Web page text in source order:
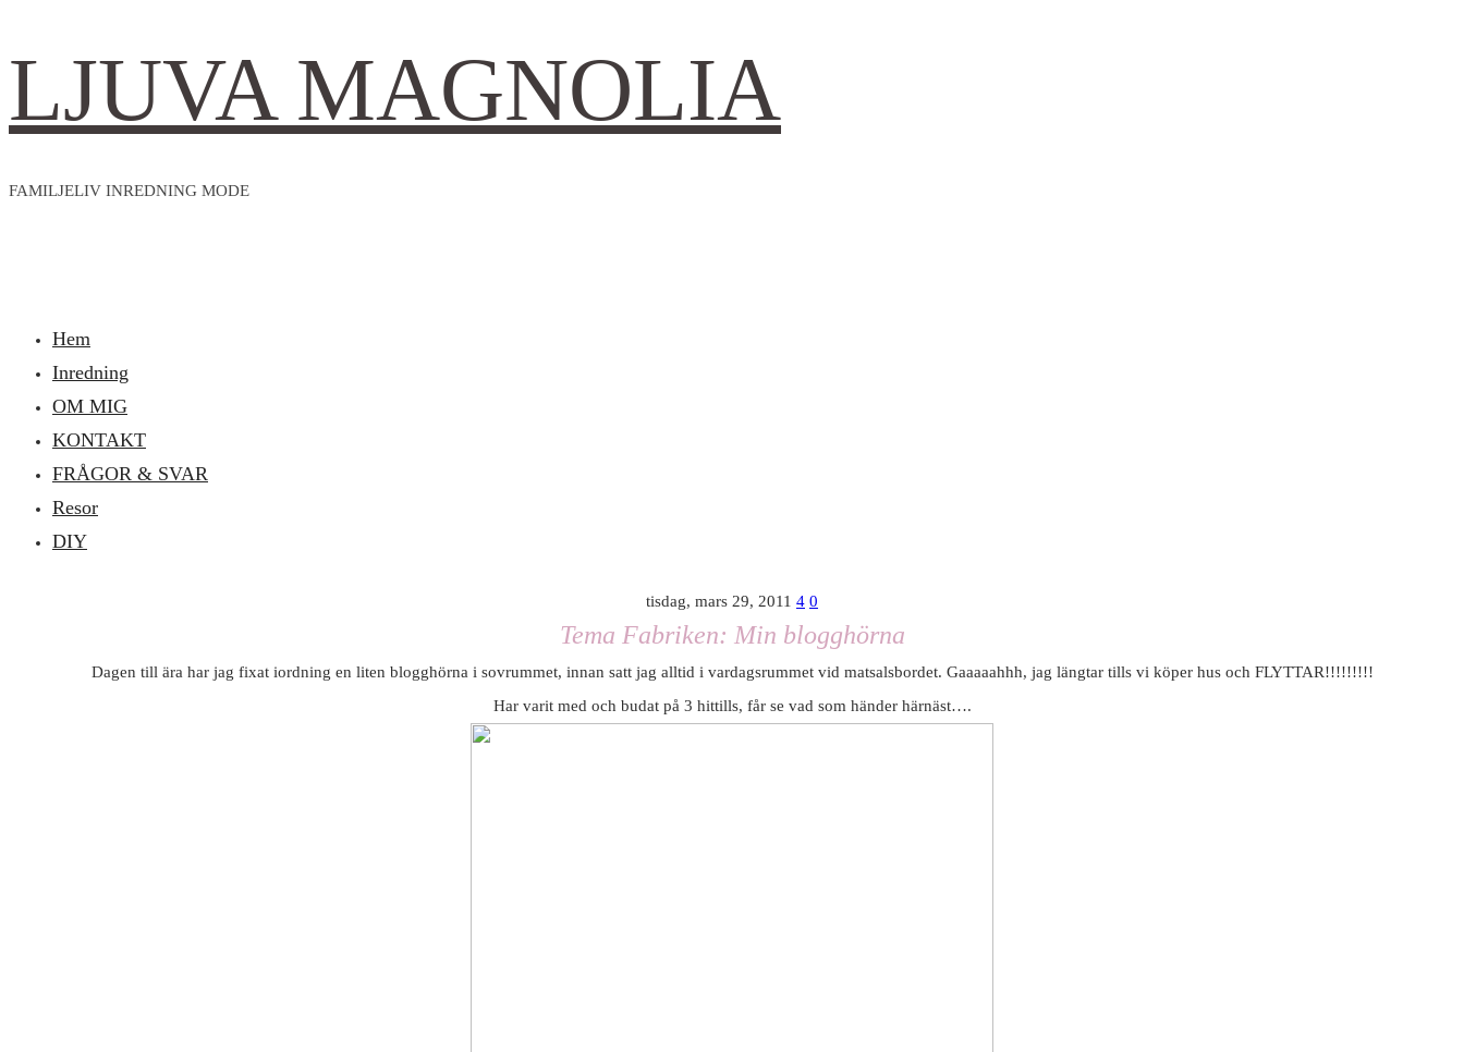
LJUVA MAGNOLIA
FAMILJELIV INREDNING MODE
Hem
Inredning
OM MIG
KONTAKT
FRÅGOR & SVAR
Resor
DIY
tisdag, mars 29, 2011 4 0
Tema Fabriken: Min blogghörna
Dagen till ära har jag fixat iordning en liten blogghörna i sovrummet, innan satt jag alltid i vardagsrummet vid matsalsbordet. Gaaaaahhh, jag längtar tills vi köper hus och FLYTTAR!!!!!!!!!
Har varit med och budat på 3 hittills, får se vad som händer härnäst….